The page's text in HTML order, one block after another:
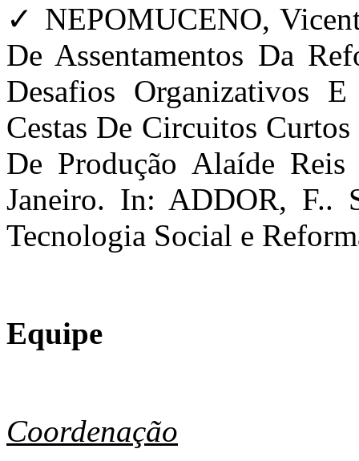
✓ NEPOMUCENO,
De Assentamentos Da
Desafios Organizativos
Cestas De Circuitos
De Produção Alaíde
Janeiro. In: ADDOR, F..
Tecnologia Social e
Equipe
Coordenação